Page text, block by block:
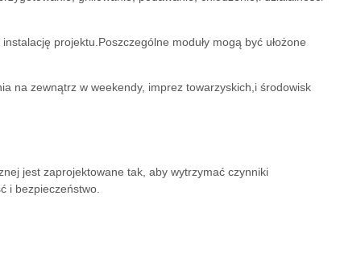
projektu.Poszczególne moduły mogą być ułożone
na zewnątrz w weekendy, imprez towarzyskich,i środowisk
jest zaprojektowane tak, aby wytrzymać czynniki
i bezpieczeństwo.